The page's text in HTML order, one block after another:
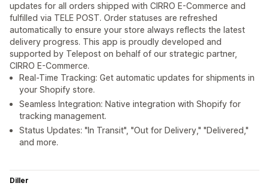
updates for all orders shipped with CIRRO E-Commerce and
fulfilled via TELE POST. Order statuses are refreshed
automatically to ensure your store always reflects the latest
delivery progress. This app is proudly developed and
supported by Telepost on behalf of our strategic partner,
CIRRO E-Commerce.
Real-Time Tracking: Get automatic updates for shipments in
your Shopify store.
Seamless Integration: Native integration with Shopify for
tracking management.
Status Updates: "In Transit", "Out for Delivery," "Delivered,"
and more.
Diller